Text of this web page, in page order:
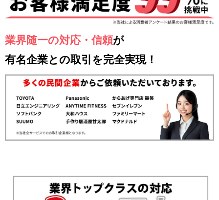
業界随一の対応・信頼が
有名企業との取引を完全実現！